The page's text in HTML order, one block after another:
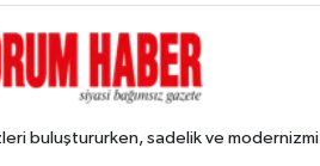
buluştururken, sadelik ve